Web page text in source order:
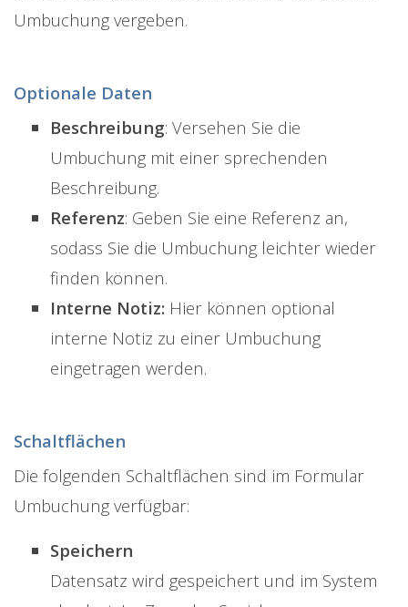
Umbuchung vergeben.
Optionale Daten
Beschreibung: Versehen Sie die
Umbuchung mit einer sprechenden
Beschreibung.
Referenz: Geben Sie eine Referenz an,
sodass Sie die Umbuchung leichter wieder
finden können.
Interne Notiz: Hier können optional
interne Notiz zu einer Umbuchung
eingetragen werden.
Schaltflächen
Die folgenden Schaltflächen sind im Formular
Umbuchung verfügbar:
Speichern
Datensatz wird gespeichert und im System